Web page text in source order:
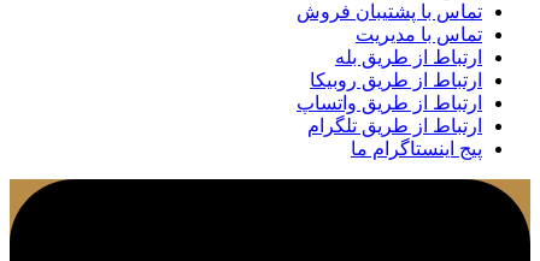
تماس با پشتیبان فروش
تماس با مدیریت
ارتباط از طریق بله
ارتباط از طریق روبیکا
ارتباط از طریق واتساپ
ارتباط از طریق تلگرام
پیج اینستاگرام ما